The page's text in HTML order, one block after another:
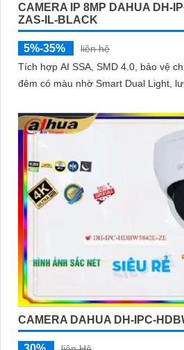
CAMERA IP 8MP DAHUA DH-
ZAS-IL-BLACK
5%-35%
liên hệ
Tích hợp AI SSA, SMD 4.0, bảo vệ
đêm có màu nhờ Smart Dual Light,
CAMERA DAHUA DH-IPC-